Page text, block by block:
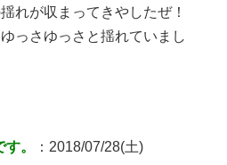
れが収まってきやしたぜ！
っさゆっさと揺れていまし
。
：2018/07/28(土)